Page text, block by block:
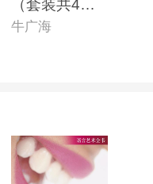
（套装共4
册）
牛广海